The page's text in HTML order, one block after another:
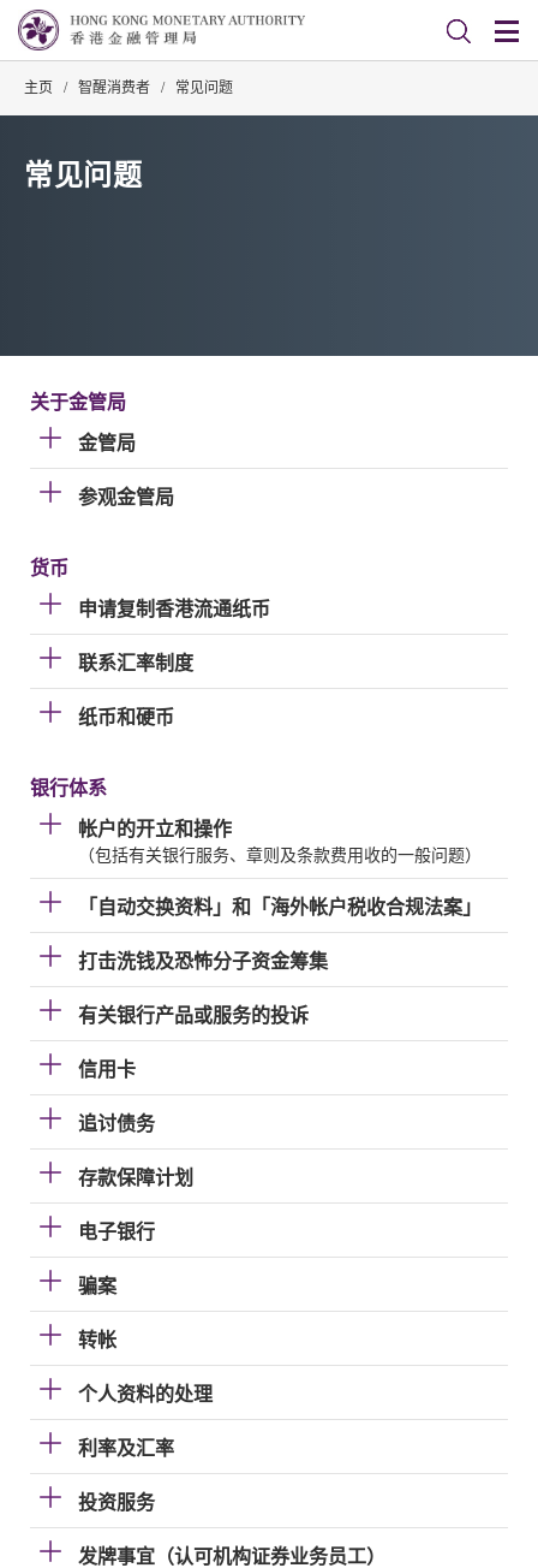
主页 / 智醒消费者 / 常见问题
常见问题
关于金管局
金管局
参观金管局
货币
申请复制香港流通纸币
联系汇率制度
纸币和硬币
银行体系
帐户的开立和操作
（包括有关银行服务、章则及条款费用收的一般问题）
「自动交换资料」和「海外帐户税收合规法案」
打击洗钱及恐怖分子资金筹集
有关银行产品或服务的投诉
信用卡
追讨债务
存款保障计划
电子银行
骗案
转帐
个人资料的处理
利率及汇率
投资服务
发牌事宜（认可机构证券业务员工）